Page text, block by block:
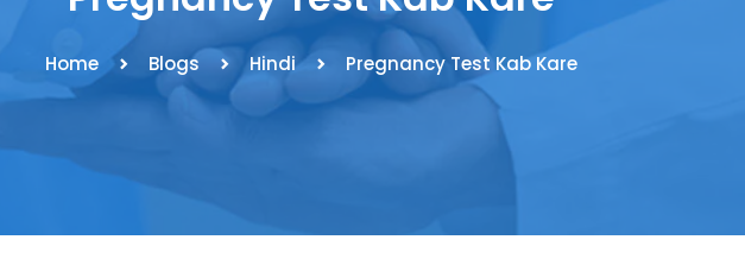
Home Blogs Hindi Pregnancy Test Kab Kare